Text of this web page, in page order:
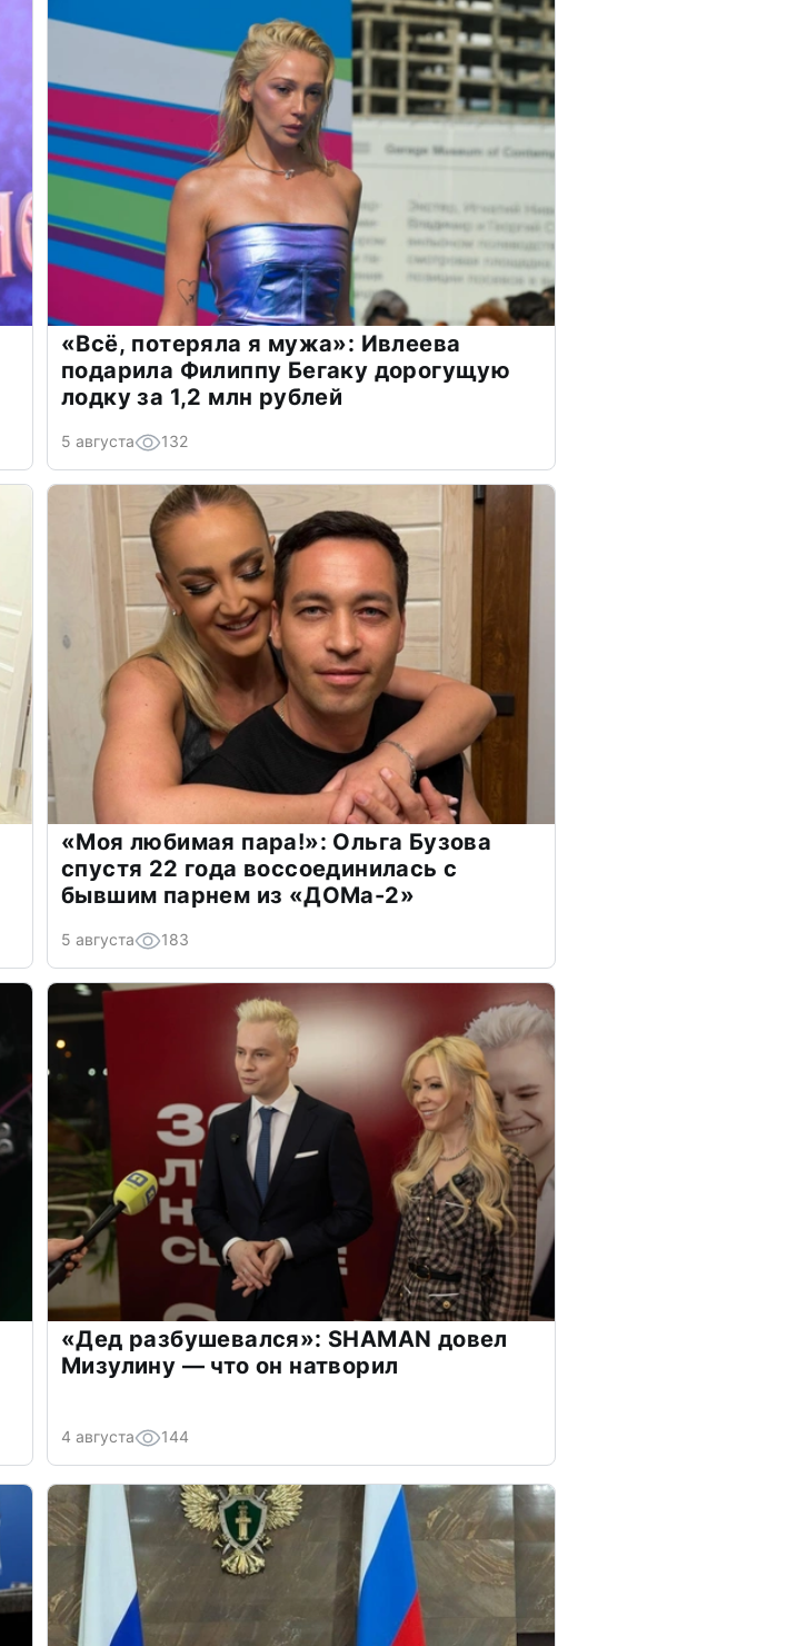
«Всё, потеряла я мужа»: Ивлеева
подарила Филиппу Бегаку дорогущую
лодку за 1,2 млн рублей
5 августа 132
«Моя любимая пара!»: Ольга Бузова
спустя 22 года воссоединилась с
бывшим парнем из «ДОМа-2»
5 августа 183
«Дед разбушевался»: SHAMAN довел
Мизулину — что он натворил
4 августа 144